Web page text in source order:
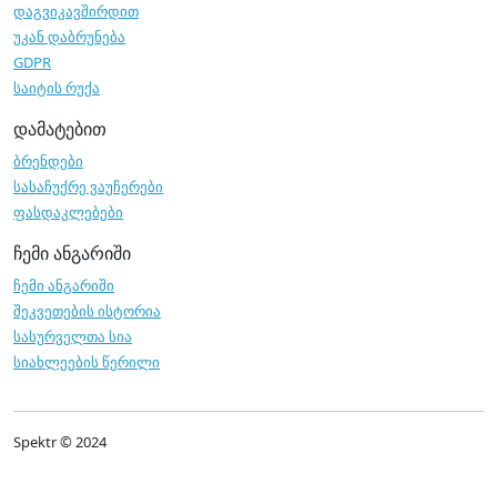
დაგვიკავშირდით
უკან დაბრუნება
GDPR
საიტის რუქა
დამატებით
ბრენდები
სასაჩუქრე ვაუჩერები
ფასდაკლებები
ჩემი ანგარიში
ჩემი ანგარიში
შეკვეთების ისტორია
სასურველთა სია
სიახლეების წერილი
Spektr © 2024